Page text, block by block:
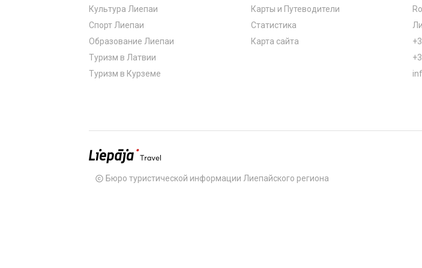
Культура Лиепаи
Спорт Лиепаи
Образование Лиепаи
Туризм в Латвии
Туризм в Курземе
Карты и Путеводители
Статистика
Карта сайта
copyright Бюро туристической информации Лиепайского региона